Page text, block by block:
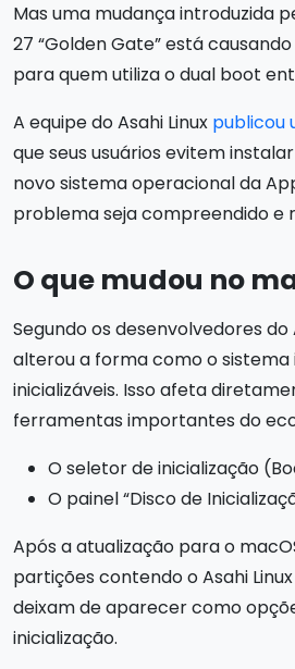
Mas uma mudança introduzida
27 “Golden Gate” está
para quem utiliza o dual boot
A equipe do Asahi Linux publicou
que seus usuários evitem
novo sistema operacional da
problema seja compreendido e
O que mudou no
Segundo os desenvolvedores do
alterou a forma como o sistema
inicializáveis. Isso afeta
ferramentas importantes do
O seletor de inicialização
O painel “Disco de
Após a atualização para o
partições contendo o Asahi
deixam de aparecer como
inicialização.